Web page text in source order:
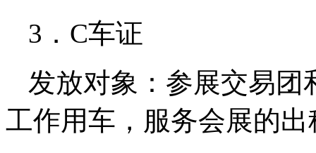
3．C车证
发放对象：参展交易团
工作用车，服务会展的出